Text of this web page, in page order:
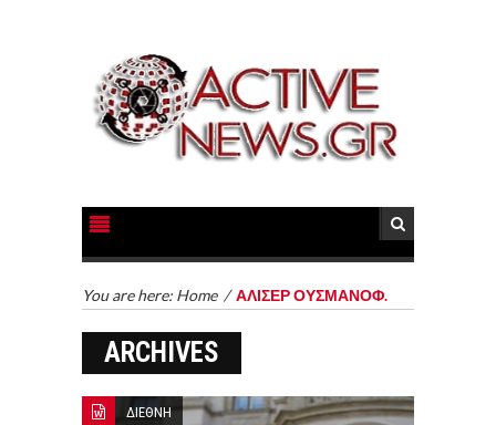
You are here: Home /ΑΛΙΣΕΡ ΟΥΣΜΑΝΟΦ.
ARCHIVES
ΔΙΕΘΝΗ